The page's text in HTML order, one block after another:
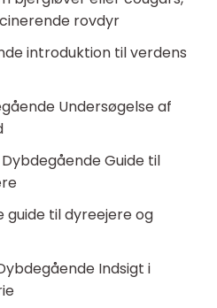
rovdyr
introduktion til verdens
Undersøgelse af
Guide til
guide til dyreejere og
Indsigt i